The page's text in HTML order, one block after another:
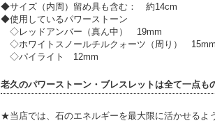
◆サイズ（内周）留め具も含む： 約14cm
◆使用しているパワーストーン
◇レッドアンバー（真ん中） 19mm
◇ホワイトスノールチルクォーツ（周り） 15mm
◇パイライト 12mm
老久のパワーストーン・ブレスレットは全て一点も
★当店では、石のエネルギーを最大限に活かせるよ